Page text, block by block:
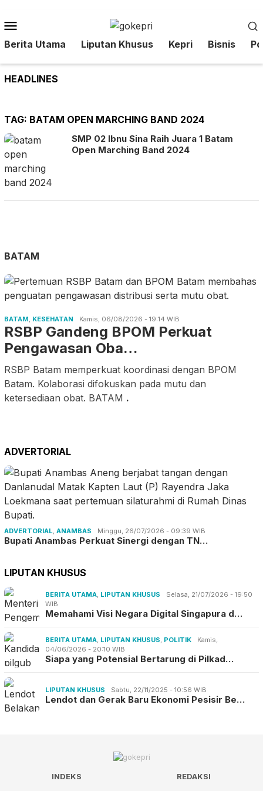
ke
Mobile
Berita Utama Liputan Khusus Kepri Bisnis
HEADLINES
TAG: BATAM OPEN MARCHING BAND 2024
SMP 02 Ibnu Sina Raih Juara 1 Batam
Open Marching Band 2024
BATAM
BATAM, KESEHATAN Kamis, 06/08/2026 - 19:14 WIB
RSBP Gandeng BPOM Perkuat
Pengawasan Oba…
RSBP Batam memperkuat koordinasi dengan BPOM
Batam. Kolaborasi difokuskan pada mutu dan
ketersediaan obat. BATAM .
ADVERTORIAL
ADVERTORIAL, ANAMBAS Minggu, 26/07/2026 - 09:39 WIB
Bupati Anambas Perkuat Sinergi dengan TN…
LIPUTAN KHUSUS
BERITA UTAMA, LIPUTAN KHUSUS
Selasa, 21/07/2026 - 19:50
WIB
Memahami Visi Negara Digital Singapura d…
BERITA UTAMA, LIPUTAN KHUSUS, POLITIK
Kamis,
04/06/2026 - 20:10 WIB
Siapa yang Potensial Bertarung di Pilkad…
LIPUTAN KHUSUS Sabtu, 22/11/2025 - 10:56 WIB
Lendot dan Gerak Baru Ekonomi Pesisir Be…
INDEKS
REDAKSI